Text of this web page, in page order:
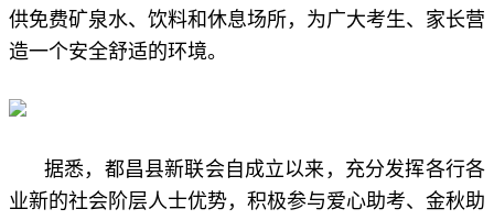
供免费矿泉水、饮料和休息场所，为广大考生、家长营
造一个安全舒适的环境。
据悉，都昌县新联会自成立以来，充分发挥各行各
业新的社会阶层人士优势，积极参与爱心助考、金秋助